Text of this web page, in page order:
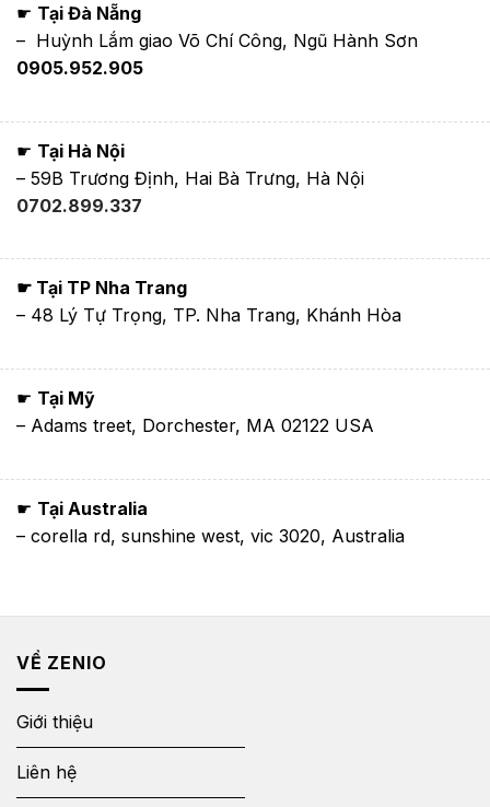
☛ Tại Đà Nẵng
– Huỳnh Lắm giao Võ Chí Công, Ngũ Hành Sơn
0905.952.905
☛ Tại Hà Nội
– 59B Trương Định, Hai Bà Trưng, Hà Nội
0702.899.337
☛ Tại TP Nha Trang
– 48 Lý Tự Trọng, TP. Nha Trang, Khánh Hòa
☛ Tại Mỹ
– Adams treet, Dorchester, MA 02122 USA
☛ Tại Australia
– corella rd, sunshine west, vic 3020, Australia
VỀ ZENIO
Giới thiệu
Liên hệ